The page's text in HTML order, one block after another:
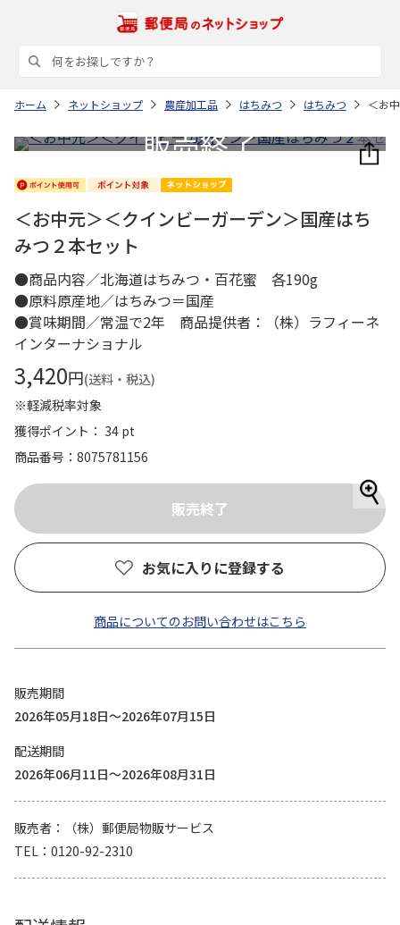
ホーム ネットショップ 農産加工品 はちみつ はちみつ ＜お
＜お中元＞＜クインビーガーデン＞国産はち
みつ２本セット
●商品内容／北海道はちみつ・百花蜜 各190g
●原料原産地／はちみつ＝国産
●賞味期間／常温で2年 商品提供者：（株）ラフィーネ
インターナショナル
3,420円(送料・税込)
※軽減税率対象
獲得ポイント： 34 pt
商品番号
8075781156
お気に入りに登録する
商品についてのお問い合わせはこちら
販売期間
2026年05月18日～2026年07月15日
配送期間
2026年06月11日～2026年08月31日
販売者
（株）郵便局物販サービス
TEL
0120-92-2310